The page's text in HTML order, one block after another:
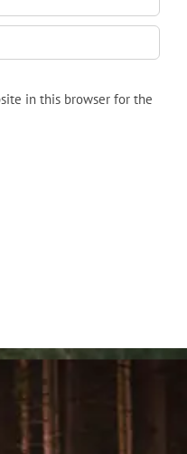
in this browser for the